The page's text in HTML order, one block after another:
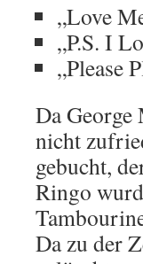
„Love
„P.S. I
„Please
Da
nicht
gebucht,
Ringo
Da zu der